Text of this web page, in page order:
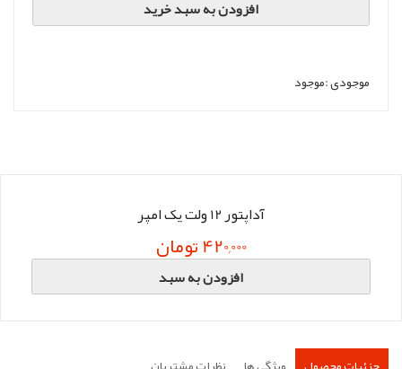
افزودن به سبد خرید
موجودی :موجود
آداپتور 12 ولت یک امپر
420,000 تومان
افزودن به سبد